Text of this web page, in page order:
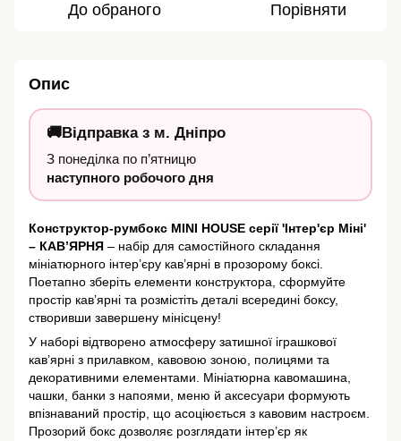
До обраного Порівняти
Опис
🚚Відправка з м. Дніпро
З понеділка по п’ятницю
наступного робочого дня
Конструктор-румбокс MINI HOUSE серії 'Інтер'єр Міні'
– КАВ’ЯРНЯ – набір для самостійного складання
мініатюрного інтер’єру кав’ярні в прозорому боксі.
Поетапно зберіть елементи конструктора, сформуйте
простір кав’ярні та розмістіть деталі всередині боксу,
створивши завершену мінісцену!
У наборі відтворено атмосферу затишної іграшкової
кав’ярні з прилавком, кавовою зоною, полицями та
декоративними елементами. Мініатюрна кавомашина,
чашки, банки з напоями, меню й аксесуари формують
впізнаваний простір, що асоціюється з кавовим настроєм.
Прозорий бокс дозволяє розглядати інтер’єр як